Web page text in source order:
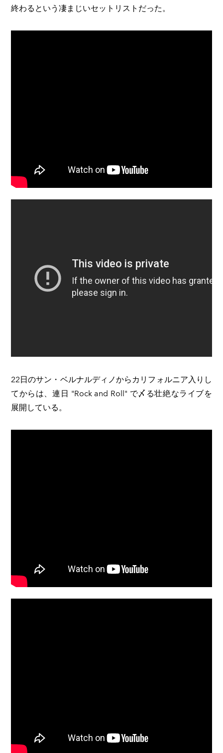
終わるという凄まじいセットリストだった。
22日のサン・ベルナルディノからカリフォルニア入りし
てからは、連日 "Rock and Roll" で〆る壮絶なライブを
展開している。